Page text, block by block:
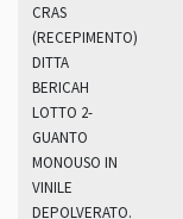
CRAS
(RECEPIMENTO)
DITTA
BERICAH
LOTTO 2-
GUANTO
MONOUSO IN
VINILE
DEPOLVERATO.